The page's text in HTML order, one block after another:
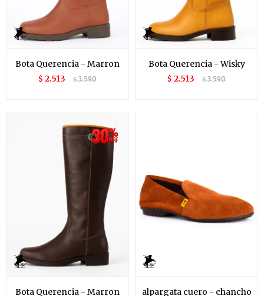
Bota Querencia - Marron
$ 2.513 $3.590
Bota Querencia - Wisky
$ 2.513 $3.590
Bota Querencia - Marron alpargata cuero - chancho